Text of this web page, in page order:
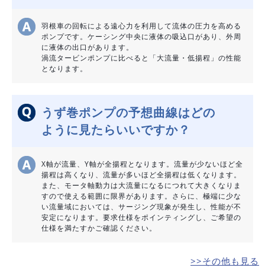
羽根車の回転による遠心力を利用して流体の圧力を高める
ポンプです。ケーシング中央に液体の吸込口があり、外周
に液体の出口があります。
渦流タービンポンプに比べると「大流量・低揚程」の性能
となります。
うず巻ポンプの予想曲線はどの
ように見たらいいですか？
X軸が流量、Y軸が全揚程となります。流量が少ないほど全
揚程は高くなり、流量が多いほど全揚程は低くなります。
また、モータ軸動力は大流量になるにつれて大きくなりま
すので使える範囲に限界があります。さらに、極端に少な
い流量域においては、サージング現象が発生し、性能が不
安定になります。要求仕様をポインティングし、ご希望の
仕様を満たすかご確認ください。
>>その他も見る